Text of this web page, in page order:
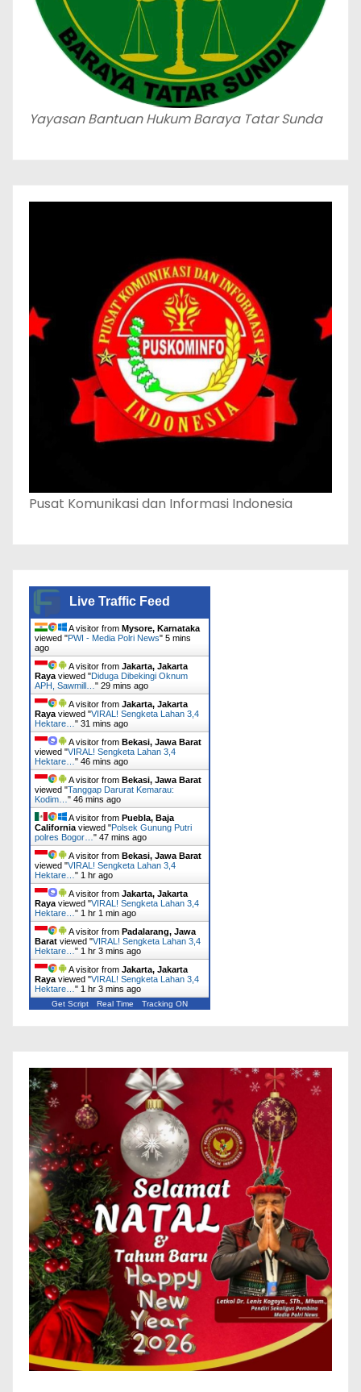
Yayasan Bantuan Hukum Baraya Tatar Sunda
Pusat Komunikasi dan Informasi Indonesia
Live Traffic Feed
A visitor from Mysore, Karnataka
viewed "PWI - Media Polri News" 5 mins
ago
A visitor from Jakarta, Jakarta
Raya viewed "Diduga Dibekingi Oknum
APH, Sawmill… " 29 mins ago
A visitor from Jakarta, Jakarta
Raya viewed "VIRAL! Sengketa Lahan 3,4
Hektare… " 31 mins ago
A visitor from Bekasi, Jawa Barat
viewed "VIRAL! Sengketa Lahan 3,4
Hektare… " 46 mins ago
A visitor from Bekasi, Jawa Barat
viewed "Tanggap Darurat Kemarau:
Kodim… " 46 mins ago
A visitor from Puebla, Baja
California viewed "Polsek Gunung Putri
polres Bogor… " 47 mins ago
A visitor from Bekasi, Jawa Barat
viewed "VIRAL! Sengketa Lahan 3,4
Hektare… " 1 hr ago
A visitor from Jakarta, Jakarta
Raya viewed "VIRAL! Sengketa Lahan 3,4
Hektare… " 1 hr 1 min ago
A visitor from Padalarang, Jawa
Barat viewed "VIRAL! Sengketa Lahan 3,4
Hektare… " 1 hr 3 mins ago
A visitor from Jakarta, Jakarta
Raya viewed "VIRAL! Sengketa Lahan 3,4
Hektare… " 1 hr 3 mins ago
Get Script Real Time Tracking ON